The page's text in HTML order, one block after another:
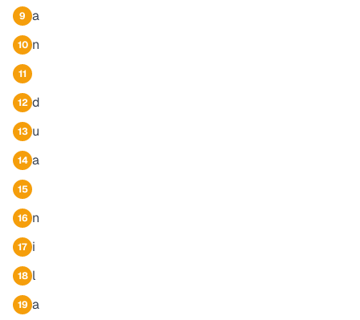
9 a
10 n
11
12 d
13 u
14 a
15
16 n
17 i
18 l
19 a